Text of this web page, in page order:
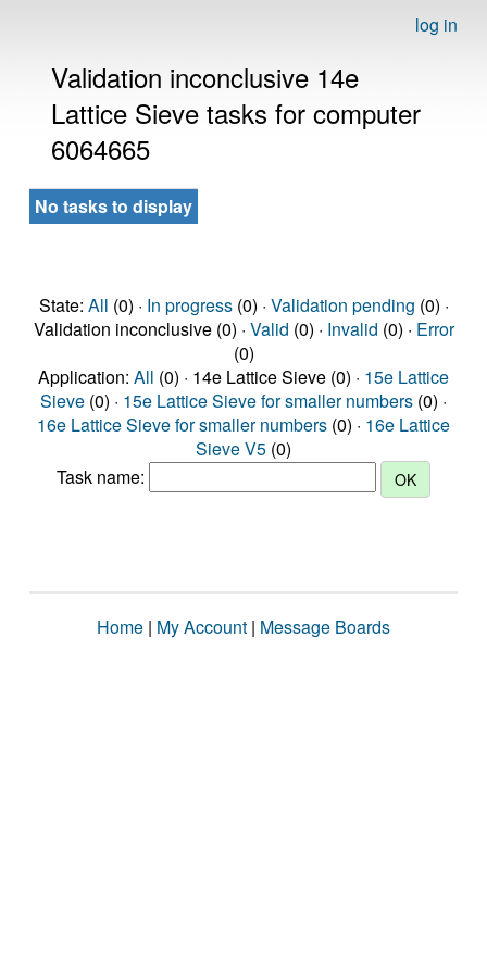
log in
Validation inconclusive 14e
Lattice Sieve tasks for computer
6064665
No tasks to display
State: All (0) · In progress(0) · Validation pending (0) ·
Validation inconclusive (0) · Valid (0) · Invalid (0) · Error
(0)
Application: All (0) · 14e Lattice Sieve (0) · 15e Lattice
Sieve (0) · 15e Lattice Sieve for smaller numbers (0) ·
16e Lattice Sieve for smaller numbers (0) · 16e Lattice
Sieve V5 (0)
Task name:
Home | My Account | Message Boards